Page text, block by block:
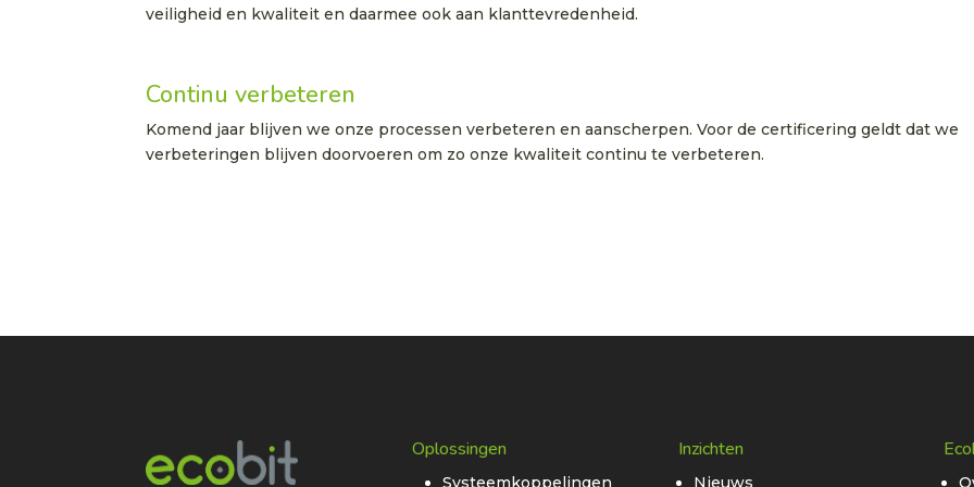
veiligheid en kwaliteit en daarmee ook aan klanttevredenheid.
Continu verbeteren
Komend jaar blijven we onze processen verbeteren en aanscherpen. Voor de certificering geldt dat we
verbeteringen blijven doorvoeren om zo onze kwaliteit continu te verbeteren.
Oplossingen
Systeemkoppelingen
Inzichten
Nieuws